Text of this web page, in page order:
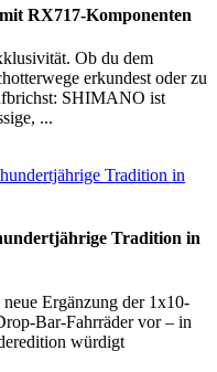
RX717-Komponenten
Ob du dem
erkundest oder zu
SHIMANO ist
...
Tradition in
Ergänzung der 1x10-
Bar-Fahrräder vor – in
würdigt